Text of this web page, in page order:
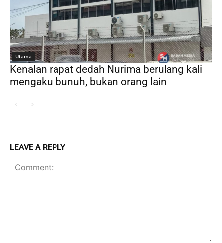
Utama
Kenalan rapat dedah Nurima berulang kali
mengaku bunuh, bukan orang lain
LEAVE A REPLY